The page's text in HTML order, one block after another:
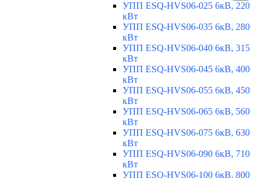
УПП ESQ-HVS06-025 6кВ, 220
кВт
УПП ESQ-HVS06-035 6кВ, 280
кВт
УПП ESQ-HVS06-040 6кВ, 315
кВт
УПП ESQ-HVS06-045 6кВ, 400
кВт
УПП ESQ-HVS06-055 6кВ, 450
кВт
УПП ESQ-HVS06-065 6кВ, 560
кВт
УПП ESQ-HVS06-075 6кВ, 630
кВт
УПП ESQ-HVS06-090 6кВ, 710
кВт
УПП ESQ-HVS06-100 6кВ, 800